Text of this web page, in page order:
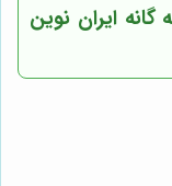
ایران نوین